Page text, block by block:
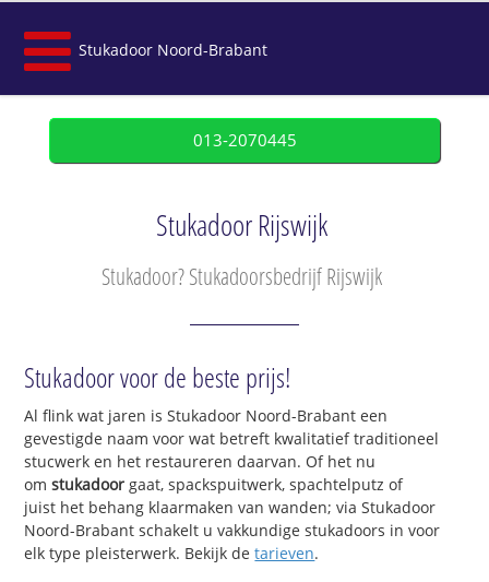
Stukadoor Noord-Brabant
013-2070445
Stukadoor Rijswijk
Stukadoor? Stukadoorsbedrijf Rijswijk
Stukadoor voor de beste prijs!
Al flink wat jaren is Stukadoor Noord-Brabant een
gevestigde naam voor wat betreft kwalitatief traditioneel
stucwerk en het restaureren daarvan. Of het nu
omstukadoor gaat, spackspuitwerk, spachtelputz of
juist het behang klaarmaken van wanden; via Stukadoor
Noord-Brabant schakelt u vakkundige stukadoors in voor
elk type pleisterwerk. Bekijk detarieven.